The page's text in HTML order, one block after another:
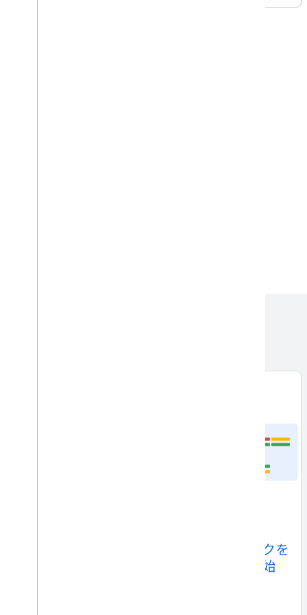
Android ショートカット フレームワークを
使用した App Actions の一般提供を開始